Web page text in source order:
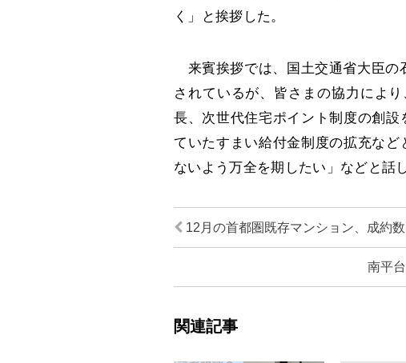
く」と挨拶した。
来賓挨拶では、国土交通省大臣の
されているが、皆さまの協力によ
長、次世代住宅ポイント制度の創
ていたすまい給付金制度の拡充な
ないよう万全を期したい」などと話
12月の首都圏既存マンション、成約
南平
関連記事